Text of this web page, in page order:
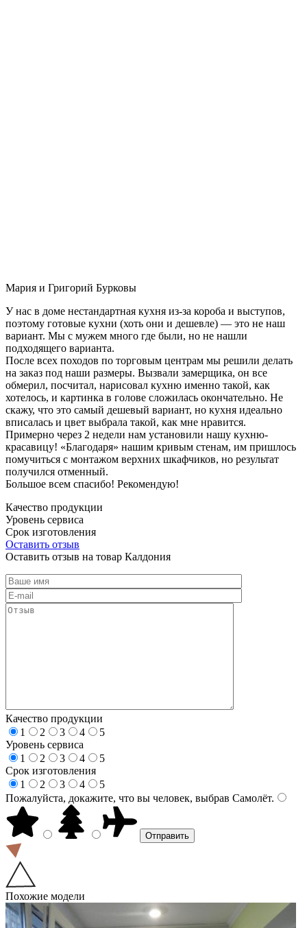
Мария и Григорий Бурковы
У нас в доме нестандартная кухня из-за короба и выступов,
поэтому готовые кухни (хоть они и дешевле) — это не наш
вариант. Мы с мужем много где были, но не нашли
подходящего варианта.
После всех походов по торговым центрам мы решили делать
на заказ под наши размеры. Вызвали замерщика, он все
обмерил, посчитал, нарисовал кухню именно такой, как
хотелось, и картинка в голове сложилась окончательно. Не
скажу, что это самый дешевый вариант, но кухня идеально
вписалась и цвет выбрала такой, как мне нравится.
Примерно через 2 недели нам установили нашу кухню-
красавицу! «Благодаря» нашим кривым стенам, им пришлось
помучиться с монтажом верхних шкафчиков, но результат
получился отменный.
Большое всем спасибо! Рекомендую!
Качество продукции
Уровень сервиса
Срок изготовления
Оставить отзыв
Оставить отзыв на товар Калдония
Качество продукции
1
2 3 4
5
Уровень сервиса
1
2 3 4
5
Срок изготовления
1
2 3 4
5
Пожалуйста, докажите, что вы человек, выбрав Самолёт.
Похожие модели